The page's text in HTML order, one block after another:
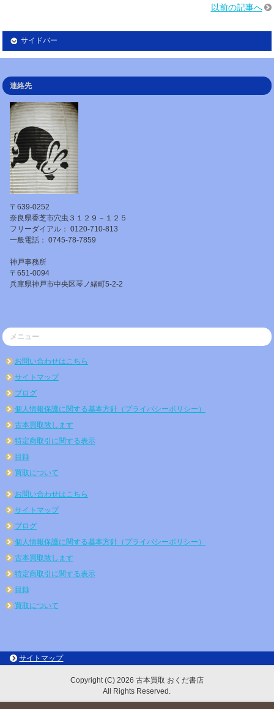
以前の記事へ
サイドバー
連絡先
〒639-0252
奈良県香芝市穴虫３１２９－１２５
フリーダイアル： 0120-710-813
一般電話： 0745-78-7859
神戸事務所
〒651-0094
兵庫県神戸市中央区琴ノ緒町5-2-2
メニュー
お問い合わせはこちら
サイトマップ
ブログ
個人情報保護に関する基本方針（プライバシーポリシー）
古本買取致します
特定商取引に関する表示
目録
買取について
お問い合わせはこちら
サイトマップ
ブログ
個人情報保護に関する基本方針（プライバシーポリシー）
古本買取致します
特定商取引に関する表示
目録
買取について
サイトマップ
Copyright (C) 2026 古本買取 おくだ書店
All Rights Reserved.